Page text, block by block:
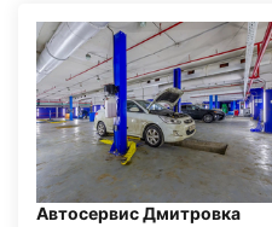
Автосервис Дмитровка